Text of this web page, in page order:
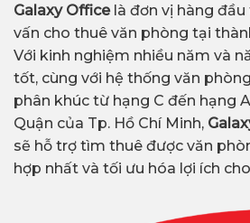
Galaxy Officelà đơn vị hàng
vấn cho thuê văn phòng tại
Với kinh nghiệm nhiều năm và
tốt, cùng với hệ thống văn
phân khúc từ hạng C đến hạng
Quận của Tp. Hồ Chí Minh,
sẽ hỗ trợ tìm thuê được văn
hợp nhất và tối ưu hóa lợi ích